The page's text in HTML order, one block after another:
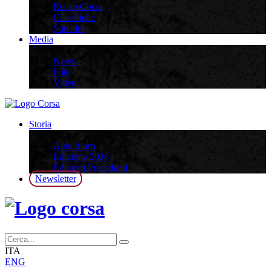
Recap Corsa
Classifiche
Squadre
Media
News
Foto
Video
Storia
Albo d’oro
Edizione 2026
Edizioni Precedenti
Newsletter
ITA
ENG